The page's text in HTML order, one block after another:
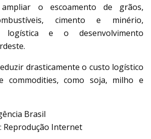
o escoamento de grãos,
cimento e minério,
logística e o desenvolvimento
drasticamente o custo logístico
commodities, como soja, milho e
Brasil
Reprodução Internet